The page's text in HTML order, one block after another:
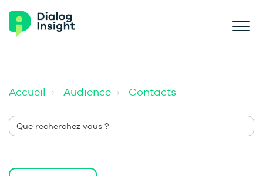
Accueil Audience Contacts